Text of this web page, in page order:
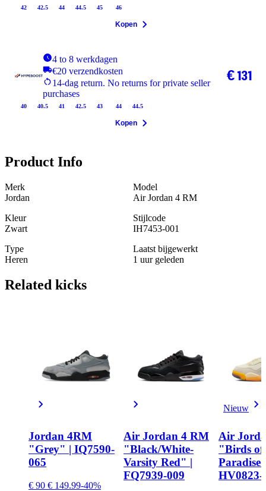
42 42.5 44 44.5 45 46
Kopen
4 to 8 werkdagen
€20 verzendkosten
14-dag return. No returns for private seller
purchases
40 40.5 41 42.5 43 44 44.5
€ 131
Kopen
Product Info
Merk
Jordan
Model
Air Jordan 4 RM
Kleur
Zwart
Stijlcode
IH7453-001
Type
Heren
Laatst bijgewerkt
1 uur geleden
Related kicks
Jordan 4RM
"Grey" | IQ7590-
065
€ 90 € 149.99-40%
Air Jordan 4 RM
"Black/White-
Varsity Red" |
FQ7939-009
Nieuw
Air
"Birds of
HV0823-